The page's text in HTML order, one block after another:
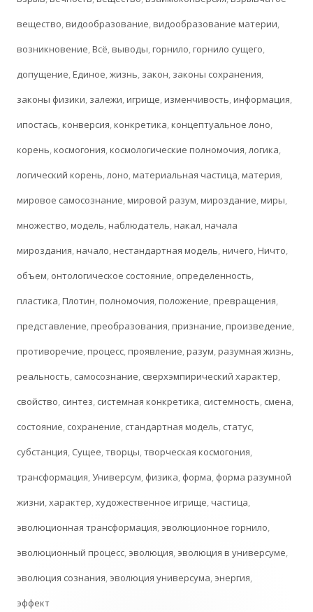
вещество,видообразование,видообразование материи,
возникновение,Всё,выводы,горнило,горнило сущего,
допущение,Единое,жизнь, закон, законы сохранения,
законы физики, залежи,игрище,изменчивость,информация,
ипостась,конверсия,конкретика,концептуальное лоно,
корень,космогония,космологические полномочия,логика,
логический корень,лоно,материальная частица,материя,
мировое самосознание,мировой разум,мироздание,миры,
множество,модель,наблюдатель,накал,начала
мироздания,начало,нестандартная модель,ничего,Ничто,
объем, онтологическое состояние, определенность,
пластика,Плотин,полномочия,положение,превращения,
представление,преобразования,признание,произведение,
противоречие,процесс,проявление,разум,разумная жизнь,
реальность, самосознание, сверхэмпирический характер,
свойство, синтез, системная конкретика, системность, смена,
состояние, сохранение, стандартная модель, статус,
субстанция, Сущее,творцы,творческая космогония,
трансформация,Универсум, физика, форма, форма разумной
жизни,характер,художественное игрище,частица,
эволюционная трансформация, эволюционное горнило,
эволюционный процесс, эволюция, эволюция в универсуме,
эволюция сознания, эволюция универсума, энергия,
эффект